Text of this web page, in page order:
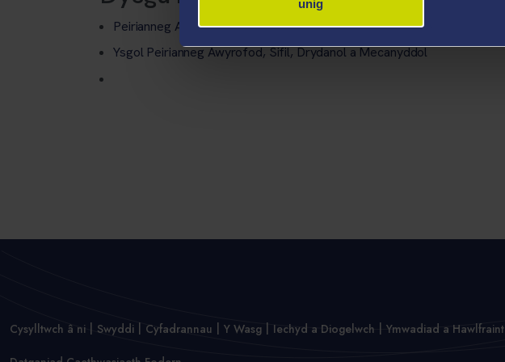
unig
Peirianneg Awyrofod, BEng
Ysgol Peirianneg Awyrofod, Sifil, Drydanol a Mecanyddol
Cysylltwch â ni Swyddi Cyfadrannau Y Wasg Iechyd a Diogelwch Ymwadiad a Hawlfraint